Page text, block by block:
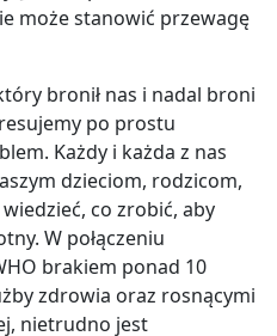
może stanowić przewagę
bronił nas i nadal broni
po prostu
Każdy i każda z nas
dzieciom, rodzicom,
co zrobić, aby
W połączeniu
brakiem ponad 10
zdrowia oraz rosnącymi
nietrudno jest